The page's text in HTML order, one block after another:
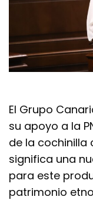
El Grupo
su apoyo a la
de la cochinilla
significa una
para este
patrimonio